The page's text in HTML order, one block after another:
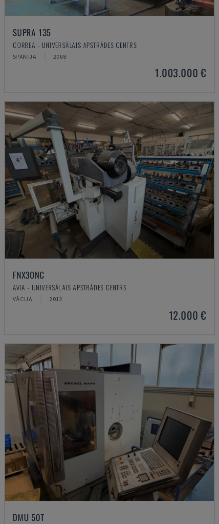
SUPRA 135
CORREA - UNIVERSĀLAIS APSTRĀDES CENTRS
SPĀNIJA 2008
1.003.000 €
FNX30NC
AVIA - UNIVERSĀLAIS APSTRĀDES CENTRS
VĀCIJA 2012
12.000 €
DMU 50T